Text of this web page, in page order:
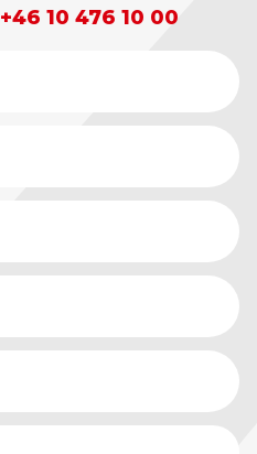
+46 10 476 10 00